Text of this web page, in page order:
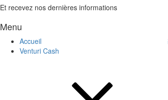
Et recevez nos dernières informations
Menu
Accueil
Venturi Cash